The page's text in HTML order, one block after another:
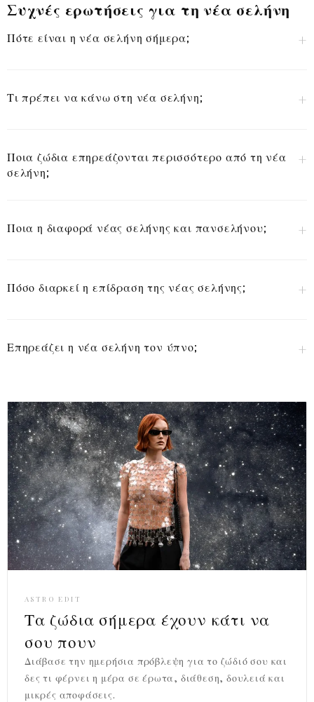
Συχνές ερωτήσεις για τη νέα σελήνη
Πότε είναι η νέα σελήνη σήμερα;
Τι πρέπει να κάνω στη νέα σελήνη;
Ποια ζώδια επηρεάζονται περισσότερο από τη νέα
σελήνη;
Ποια η διαφορά νέας σελήνης και πανσελήνου;
Πόσο διαρκεί η επίδραση της νέας σελήνης;
Επηρεάζει η νέα σελήνη τον ύπνο;
ASTRO EDIT
Τα ζώδια σήμερα έχουν κάτι να
σου πουν
Διάβασε την ημερήσια πρόβλεψη για το ζώδιό σου και
δες τι φέρνει η μέρα σε έρωτα, διάθεση, δουλειά και
μικρές αποφάσεις.